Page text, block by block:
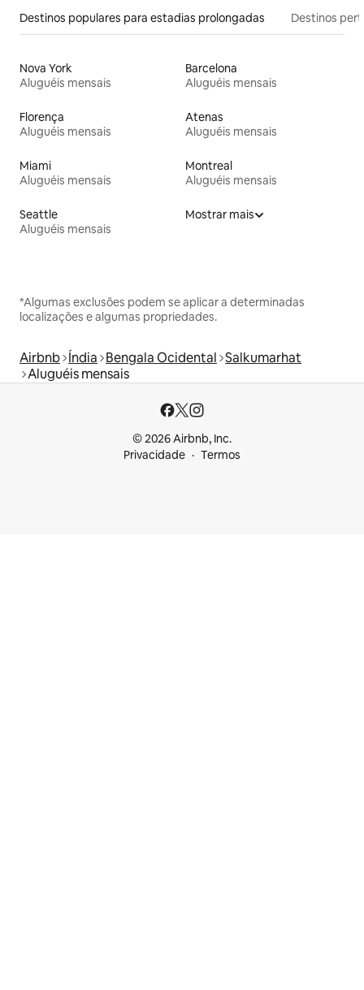
Destinos populares para estadias prolongadas Destinos
Nova York
Aluguéis mensais
Barcelona
Aluguéis mensais
Florença
Aluguéis mensais
Atenas
Aluguéis mensais
Miami
Aluguéis mensais
Montreal
Aluguéis mensais
Seattle
Aluguéis mensais
Mostrar mais
*Algumas exclusões podem se aplicar a determinadas
localizações e algumas propriedades.
Airbnb Índia Bengala Ocidental Salkumarhat
Aluguéis mensais
© 2026 Airbnb, Inc.
Privacidade
Termos